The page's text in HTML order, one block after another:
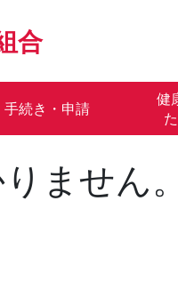
合
手続き・申請
健
ません。